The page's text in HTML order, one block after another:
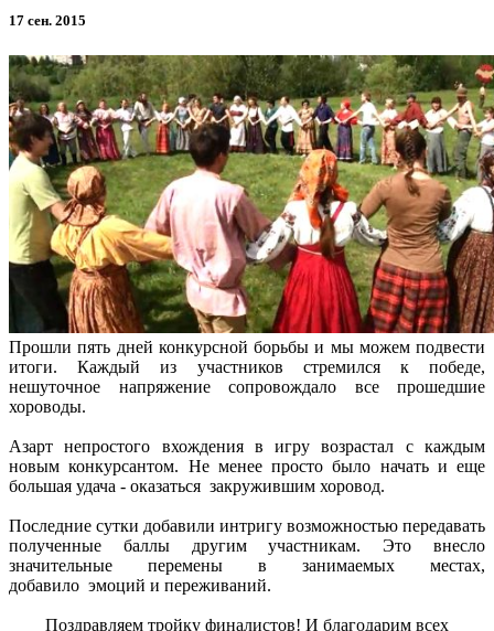
17 сен. 2015
Прошли пять дней конкурсной борьбы и мы можем подвести
итоги. Каждый из участников стремился к победе,
нешуточное напряжение сопровождало все прошедшие
хороводы.
Азарт непростого вхождения в игру возрастал с каждым
новым конкурсантом. Не менее просто было начать и еще
большая удача - оказаться закружившим хоровод.
Последние сутки добавили интригу возможностью передавать
полученные баллы другим участникам. Это внесло
значительные перемены в занимаемых местах,
добавило эмоций и переживаний.
Поздравляем тройку финалистов! И благодарим всех